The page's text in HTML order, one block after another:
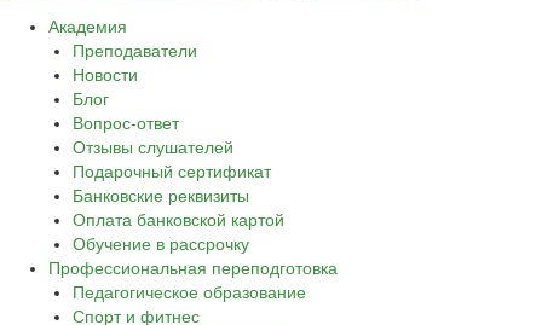
Академия
Преподаватели
Новости
Блог
Вопрос-ответ
Отзывы слушателей
Подарочный сертификат
Банковские реквизиты
Оплата банковской картой
Обучение в рассрочку
Профессиональная переподготовка
Педагогическое образование
Спорт и фитнес